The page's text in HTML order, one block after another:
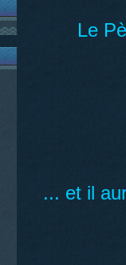
Le
... et il